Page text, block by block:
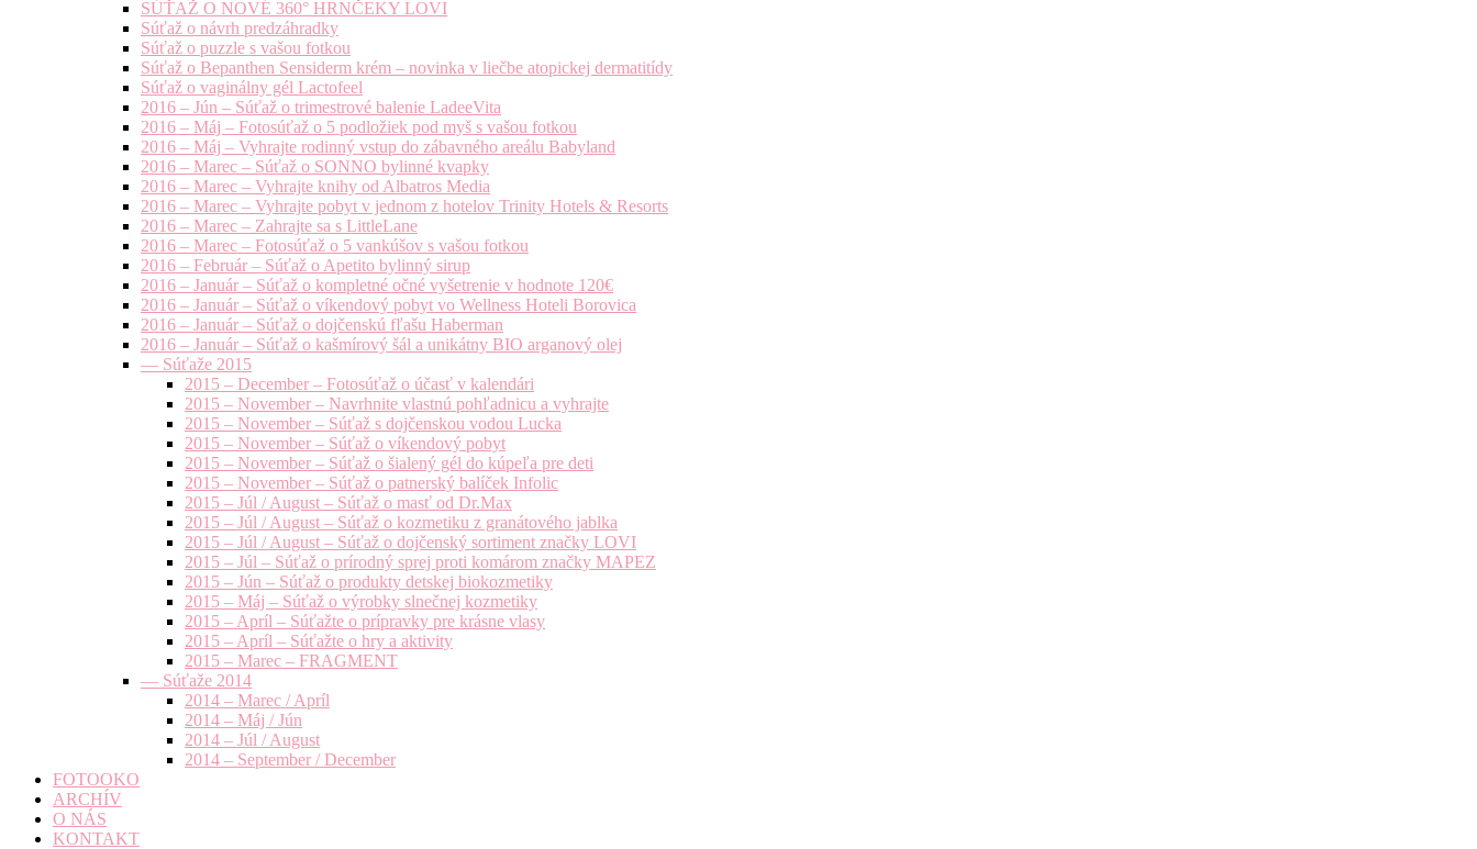
SÚŤAŽ O NOVÉ 360° HRNČEKY LOVI
Súťaž o návrh predzáhradky
Súťaž o puzzle s vašou fotkou
Súťaž o Bepanthen Sensiderm krém – novinka v liečbe atopickej dermatitídy
Súťaž o vaginálny gél Lactofeel
2016 – Jún – Súťaž o trimestrové balenie LadeeVita
2016 – Máj – Fotosúťaž o 5 podložiek pod myš s vašou fotkou
2016 – Máj – Vyhrajte rodinný vstup do zábavného areálu Babyland
2016 – Marec – Súťaž o SONNO bylinné kvapky
2016 – Marec – Vyhrajte knihy od Albatros Media
2016 – Marec – Vyhrajte pobyt v jednom z hotelov Trinity Hotels & Resorts
2016 – Marec – Zahrajte sa s LittleLane
2016 – Marec – Fotosúťaž o 5 vankúšov s vašou fotkou
2016 – Február – Súťaž o Apetito bylinný sirup
2016 – Január – Súťaž o kompletné očné vyšetrenie v hodnote 120€
2016 – Január – Súťaž o víkendový pobyt vo Wellness Hoteli Borovica
2016 – Január – Súťaž o dojčenskú fľašu Haberman
2016 – Január – Súťaž o kašmírový šál a unikátny BIO arganový olej
— Súťaže 2015
2015 – December – Fotosúťaž o účasť v kalendári
2015 – November – Navrhnite vlastnú pohľadnicu a vyhrajte
2015 – November – Súťaž s dojčenskou vodou Lucka
2015 – November – Súťaž o víkendový pobyt
2015 – November – Súťaž o šialený gél do kúpeľa pre deti
2015 – November – Súťaž o patnerský balíček Infolic
2015 – Júl / August – Súťaž o masť od Dr.Max
2015 – Júl / August – Súťaž o kozmetiku z granátového jablka
2015 – Júl / August – Súťaž o dojčenský sortiment značky LOVI
2015 – Júl – Súťaž o prírodný sprej proti komárom značky MAPEZ
2015 – Jún – Súťaž o produkty detskej biokozmetiky
2015 – Máj – Súťaž o výrobky slnečnej kozmetiky
2015 – Apríl – Súťažte o prípravky pre krásne vlasy
2015 – Apríl – Súťažte o hry a aktivity
2015 – Marec – FRAGMENT
— Súťaže 2014
2014 – Marec / Apríl
2014 – Máj / Jún
2014 – Júl / August
2014 – September / December
FOTOOKO
ARCHÍV
O NÁS
KONTAKT